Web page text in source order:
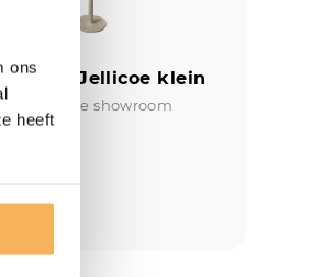
ons
heeft
Jellicoe klein
in de showroom